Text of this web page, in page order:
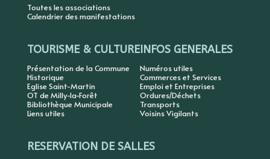
Toutes les associations
Calendrier des manifestations
TOURISME & CULTURE
Présentation de la Commune
Historique
Eglise Saint-Martin
OT de Milly-la-Forêt
Bibliothèque Municipale
Liens utiles
INFOS GENERALES
Numéros utiles
Commerces et Services
Emploi et Entreprises
Ordures/Déchets
Transports
Voisins Vigilants
RESERVATION DE SALLES